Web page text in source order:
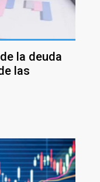
la deuda
las